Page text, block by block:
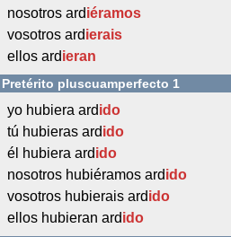
nosotros ardiéramos
vosotros ardierais
ellos ardieran
Pretérito pluscuamperfecto 1
yo hubiera ardido
tú hubieras ardido
él hubiera ardido
nosotros hubiéramos ardido
vosotros hubierais ardido
ellos hubieran ardido